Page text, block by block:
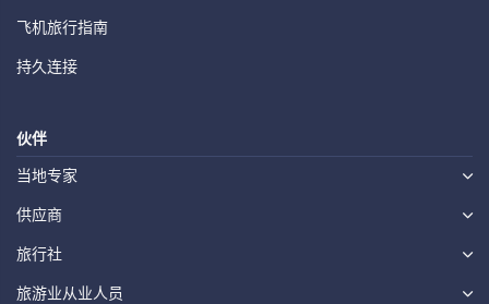
飞机旅行指南
持久连接
伙伴
当地专家
供应商
旅行社
旅游业从业人员